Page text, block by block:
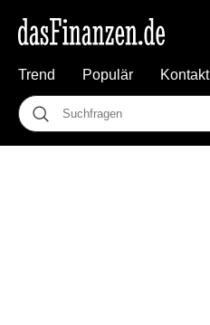
Trend Populär Kontakt